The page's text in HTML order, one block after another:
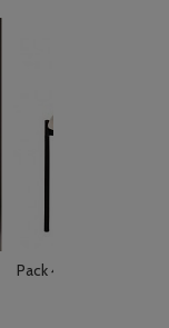
Pack 4 sillas tapizadas